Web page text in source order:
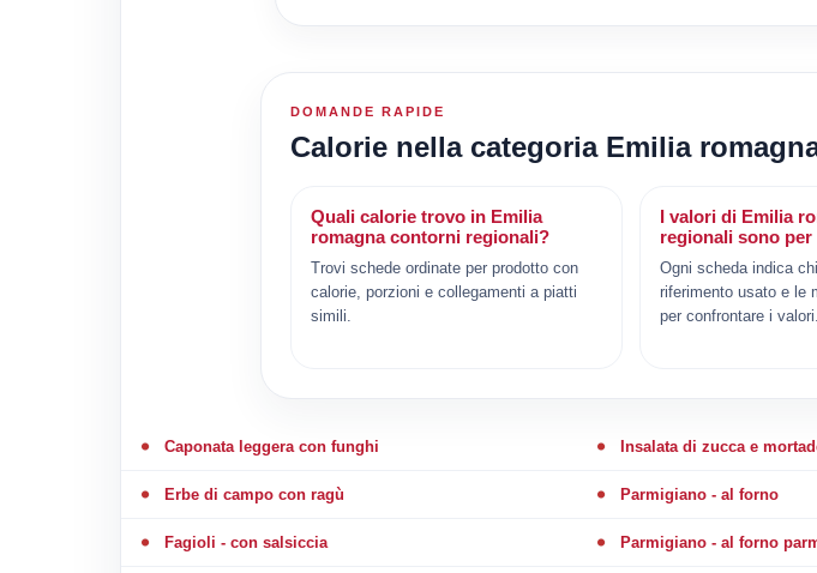
DOMANDE RAPIDE
Calorie nella categoria Emilia
Quali calorie trovo in Emilia
romagna contorni regionali?
Trovi schede ordinate per prodotto con
calorie, porzioni e collegamenti a piatti
simili.
I valori di Emilia
regionali sono
Ogni scheda indica
riferimento usato e le
per confrontare i valori.
Caponata leggera con funghi Insalata di zucca e
Erbe di campo con ragù Parmigiano - al forno
Fagioli - con salsiccia Parmigiano - al forno